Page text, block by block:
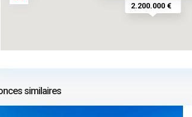
2.200.000 €
similaires